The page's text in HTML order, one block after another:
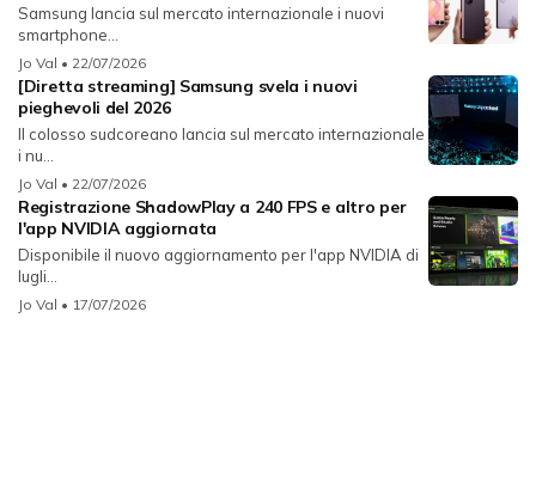
Samsung lancia sul mercato internazionale i nuovi
smartphone...
Jo Val • 22/07/2026
[Diretta streaming] Samsung svela i nuovi
pieghevoli del 2026
Il colosso sudcoreano lancia sul mercato internazionale
i nu...
Jo Val • 22/07/2026
Registrazione ShadowPlay a 240 FPS e altro per
l'app NVIDIA aggiornata
Disponibile il nuovo aggiornamento per l'app NVIDIA di
lugli...
Jo Val • 17/07/2026